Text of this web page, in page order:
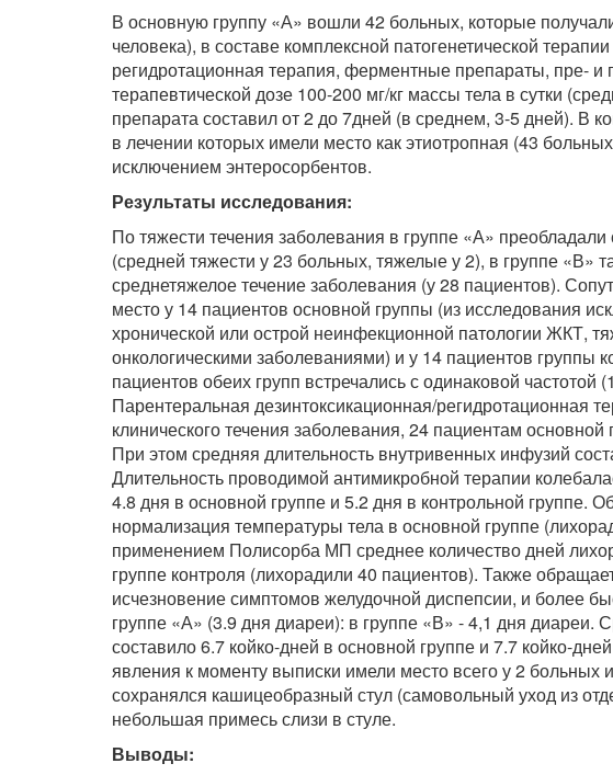
В основную группу «А» вошли 42 больных, которые
человека), в составе комплексной патогенетической
регидротационная терапия, ферментные препараты, пре-
терапевтической дозе 100-200 мг/кг массы тела в сутки
препарата составил от 2 до 7дней (в среднем, 3-5 дней). В
в лечении которых имели место как этиотропная (43
исключением энтеросорбентов.
Результаты исследования:
По тяжести течения заболевания в группе «А»
(средней тяжести у 23 больных, тяжелые у 2), в группе «В»
среднетяжелое течение заболевания (у 28 пациентов).
место у 14 пациентов основной группы (из исследования
хронической или острой неинфекционной патологии ЖКТ,
онкологическими заболеваниями) и у 14 пациентов группы
пациентов обеих групп встречались с одинаковой частотой
Парентеральная дезинтоксикационная/регидротационная
клинического течения заболевания, 24 пациентам
При этом средняя длительность внутривенных инфузий
Длительность проводимой антимикробной терапии
4.8 дня в основной группе и 5.2 дня в контрольной группе.
нормализация температуры тела в основной группе
применением Полисорба МП среднее количество дней
группе контроля (лихорадили 40 пациентов). Также
исчезновение симптомов желудочной диспепсии, и более
группе «А» (3.9 дня диареи): в группе «В» - 4,1 дня диареи.
составило 6.7 койко-дней в основной группе и 7.7 койко-
явления к моменту выписки имели место всего у 2 больных
сохранялся кашицеобразный стул (самовольный уход из
небольшая примесь слизи в стуле.
Выводы: